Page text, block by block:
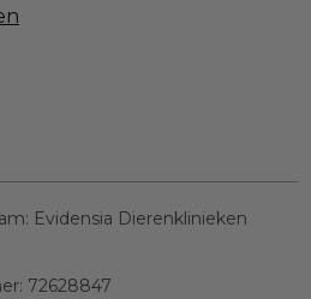
Evidensia Dierenklinieken
72628847